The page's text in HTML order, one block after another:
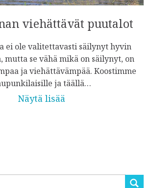
viehättävät puutalot
ei ole valitettavasti säilynyt hyvin
mutta se vähä mikä on säilynyt, on
ja viehättävämpää. Koostimme
ja täällä…
Näytä lisää